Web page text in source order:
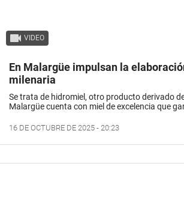
VIDEO
En Malargüe impulsan la
milenaria
Se trata de hidromiel, otro producto derivado
Malargüe cuenta con miel de excelencia que
16 DE OCTUBRE DE 2025 - 20:23